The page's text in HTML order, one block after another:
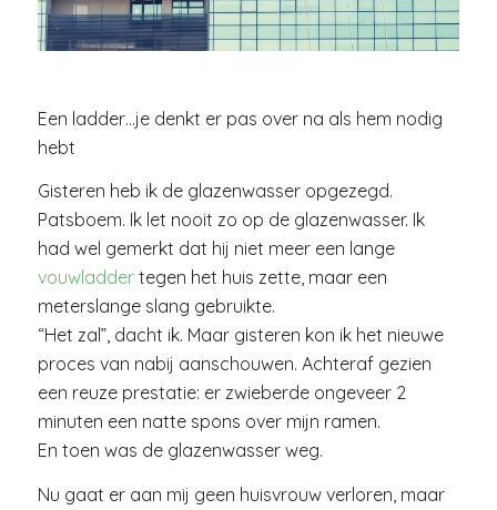
Een ladder…je denkt er pas over na als hem nodig
hebt
Gisteren heb ik de glazenwasser opgezegd.
Patsboem. Ik let nooit zo op de glazenwasser. Ik
had wel gemerkt dat hij niet meer een lange
vouwladdertegen het huis zette, maar een
meterslange slang gebruikte.
“Het zal”, dacht ik. Maar gisteren kon ik het nieuwe
proces van nabij aanschouwen. Achteraf gezien
een reuze prestatie: er zwieberde ongeveer 2
minuten een natte spons over mijn ramen.
En toen was de glazenwasser weg.
Nu gaat er aan mij geen huisvrouw verloren, maar